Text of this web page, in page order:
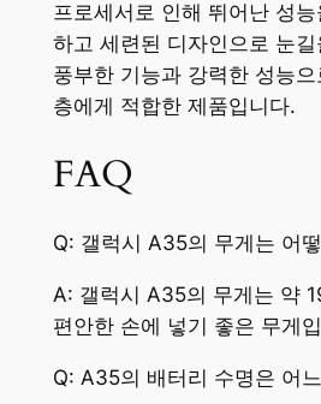
프로세서로 인해 뛰어난 성
하고 세련된 디자인으로 눈
풍부한 기능과 강력한 성능
층에게 적합한 제품입니다.
FAQ
Q: 갤럭시 A35의 무게는 어
A: 갤럭시 A35의 무게는 약
편안한 손에 넣기 좋은 무게
Q: A35의 배터리 수명은 어